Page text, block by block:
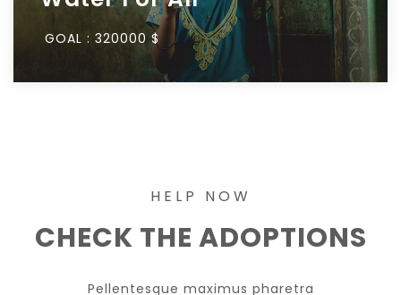
GOAL : 320000 $
HELP NOW
CHECK THE ADOPTIONS
Pellentesque maximus pharetra